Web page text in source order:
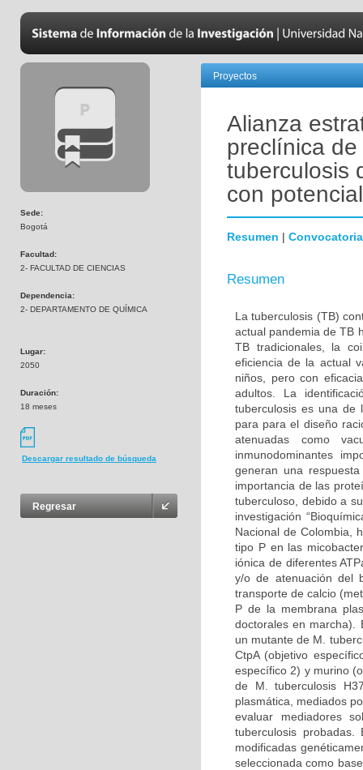
Sede:
Bogotá
Facultad:
2- FACULTAD DE CIENCIAS
Dependencia:
2- DEPARTAMENTO DE QUÍMICA
Lugar:
2050
Duración:
18 meses
Descargar resultado de búsqueda
Regresar
Proyectos
Alianza
preclínica
tuberculosis
con
Resumen | Convocatoria
Resumen
La tuberculosis (TB)
actual pandemia de TB
TB tradicionales, la
eficiencia de la actual
niños, pero con
adultos. La
tuberculosis es una de
para para el diseño
atenuadas como
inmunodominantes
generan una
importancia de las
tuberculoso, debido a
investigación
Nacional de Colombia,
tipo P en las
iónica de diferentes
y/o de atenuación del
transporte de calcio
P de la membrana
doctorales en marcha).
un mutante de M.
CtpA (objetivo
específico 2) y murino
de M. tuberculosis
plasmática, mediados
evaluar mediadores
tuberculosis
modificadas
seleccionada como